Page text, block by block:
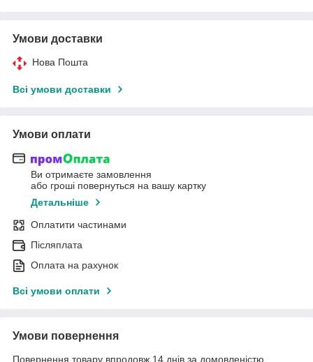
Умови доставки
Нова Пошта
Всі умови доставки
Умови оплати
Ви отримаєте замовлення
або гроші повернуться на вашу картку
Детальніше
Оплатити частинами
Післяплата
Оплата на рахунок
Всі умови оплати
Умови повернення
Повернення товару впродовж 14 днів за домовленістю